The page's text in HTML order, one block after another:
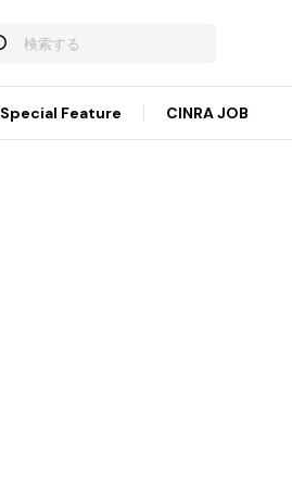
Special Feature CINRA JOB